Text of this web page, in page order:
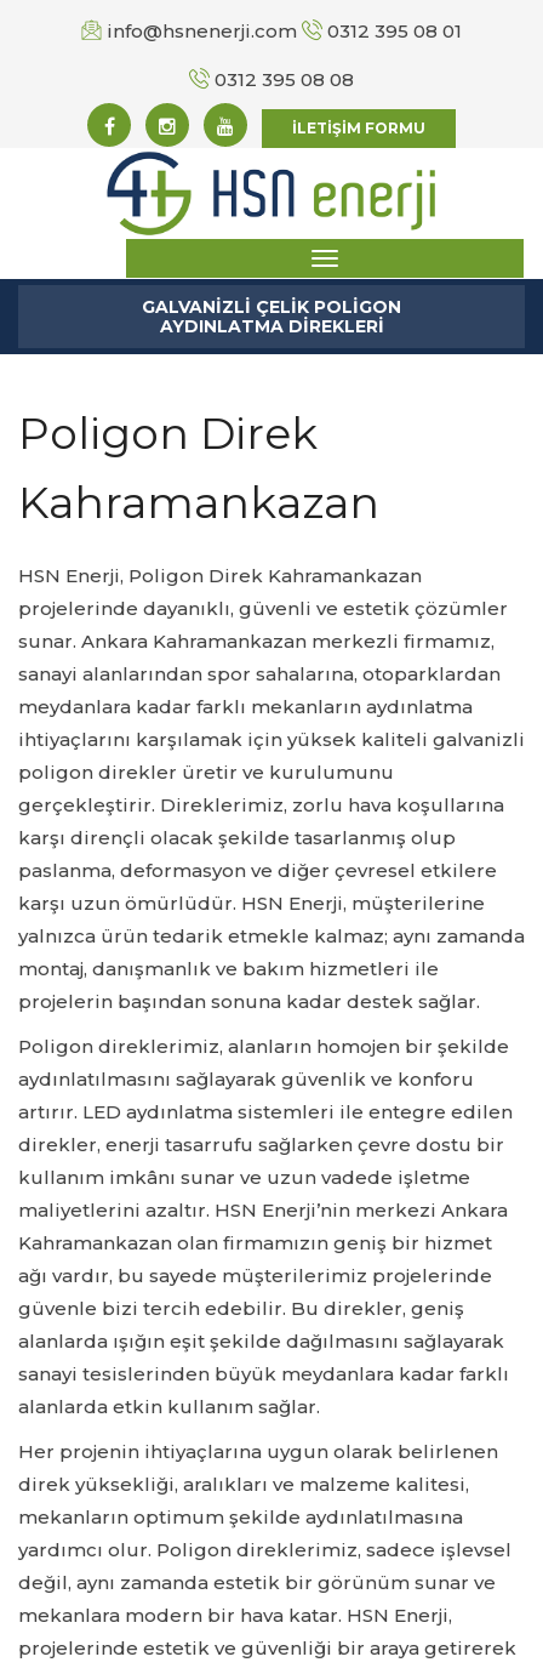
info@hsnenerji.com 0312 395 08 01
0312 395 08 08
İLETİŞİM FORMU
GALVANİZLİ ÇELİK POLİGON
AYDINLATMA DİREKLERİ
Poligon Direk
Kahramankazan
HSN Enerji, Poligon Direk Kahramankazan
projelerinde dayanıklı, güvenli ve estetik çözümler
sunar. Ankara Kahramankazan merkezli firmamız,
sanayi alanlarından spor sahalarına, otoparklardan
meydanlara kadar farklı mekanların aydınlatma
ihtiyaçlarını karşılamak için yüksek kaliteli galvanizli
poligon direkler üretir ve kurulumunu
gerçekleştirir. Direklerimiz, zorlu hava koşullarına
karşı dirençli olacak şekilde tasarlanmış olup
paslanma, deformasyon ve diğer çevresel etkilere
karşı uzun ömürlüdür. HSN Enerji, müşterilerine
yalnızca ürün tedarik etmekle kalmaz; aynı zamanda
montaj, danışmanlık ve bakım hizmetleri ile
projelerin başından sonuna kadar destek sağlar.
Poligon direklerimiz, alanların homojen bir şekilde
aydınlatılmasını sağlayarak güvenlik ve konforu
artırır. LED aydınlatma sistemleri ile entegre edilen
direkler, enerji tasarrufu sağlarken çevre dostu bir
kullanım imkânı sunar ve uzun vadede işletme
maliyetlerini azaltır. HSN Enerji’nin merkezi Ankara
Kahramankazan olan firmamızın geniş bir hizmet
ağı vardır, bu sayede müşterilerimiz projelerinde
güvenle bizi tercih edebilir. Bu direkler, geniş
alanlarda ışığın eşit şekilde dağılmasını sağlayarak
sanayi tesislerinden büyük meydanlara kadar farklı
alanlarda etkin kullanım sağlar.
Her projenin ihtiyaçlarına uygun olarak belirlenen
direk yüksekliği, aralıkları ve malzeme kalitesi,
mekanların optimum şekilde aydınlatılmasına
yardımcı olur. Poligon direklerimiz, sadece işlevsel
değil, aynı zamanda estetik bir görünüm sunar ve
mekanlara modern bir hava katar. HSN Enerji,
projelerinde estetik ve güvenliği bir araya getirerek